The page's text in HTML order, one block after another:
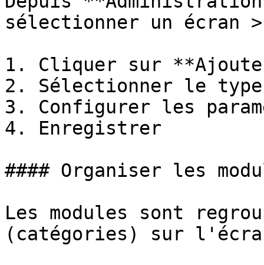
sélectionner un écran
1. Cliquer sur
2. Sélectionner le type
3. Configurer les
4. Enregistrer
#### Organiser les
Les modules sont
(catégories) sur